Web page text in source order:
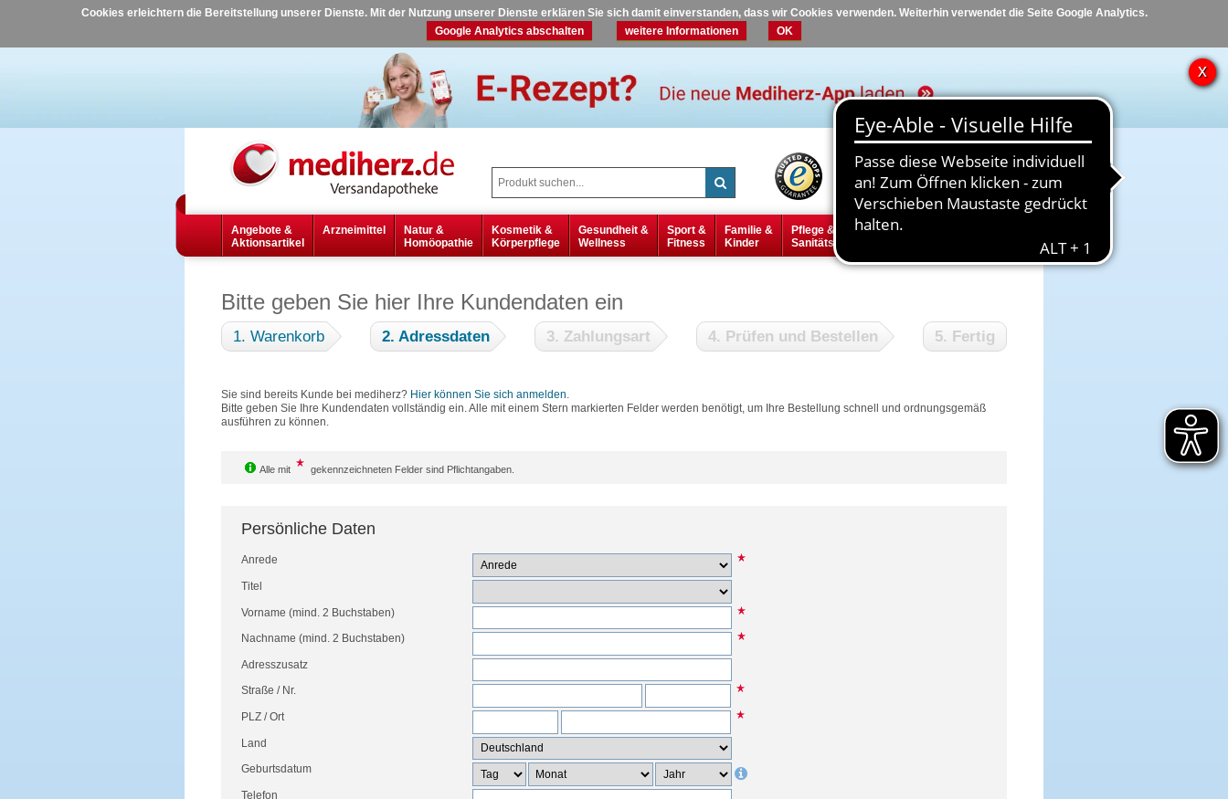
Cookies erleichtern die Bereitstellung unserer Dienste. Mit der Nutzung unserer Dienste erklären Sie sich damit einverstanden, dass wir Cookies verwenden. Weiterhin verwendet die Seite Google Analytics.
Google Analytics abschalten
weitere Informationen OK
Hilfe Kontakt
Angebote &
Aktionsartikel
Arzneimittel
Natur &
Homöopathie
Kosmetik &
Körperpflege
Gesundheit &
Wellness
Sport &
Fitness
Familie &
Kinder
Pflege &
Sanitätsbedarf
Diabetes
Bitte geben Sie hier Ihre Kundendaten ein
1. Warenkorb 2. Adressdaten 3. Zahlungsart 4. Prüfen und Bestellen 5. Fertig
Sie sind bereits Kunde bei mediherz? Hier können Sie sich anmelden.
Bitte geben Sie Ihre Kundendaten vollständig ein. Alle mit einem Stern markierten Felder werden benötigt, um Ihre Bestellung schnell und ordnungsgemäß
ausführen zu können.
Alle mit gekennzeichneten Felder sind Pflichtangaben.
Persönliche Daten
Anrede
Titel
Vorname (mind. 2 Buchstaben)
Nachname (mind. 2 Buchstaben)
Adresszusatz
Straße / Nr.
PLZ/Ort
Land
Geburtsdatum
Telefon